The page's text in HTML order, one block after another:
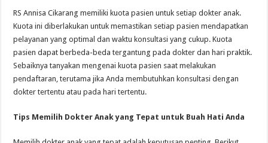
RS Annisa Cikarang memiliki kuota pasien untuk setiap dokter anak.
Kuota ini diberlakukan untuk memastikan setiap pasien mendapatkan
pelayanan yang optimal dan waktu konsultasi yang cukup. Kuota
pasien dapat berbeda-beda tergantung pada dokter dan hari praktik.
Sebaiknya tanyakan mengenai kuota pasien saat melakukan
pendaftaran, terutama jika Anda membutuhkan konsultasi dengan
dokter tertentu atau pada hari tertentu.
Tips Memilih Dokter Anak yang Tepat untuk Buah Hati Anda